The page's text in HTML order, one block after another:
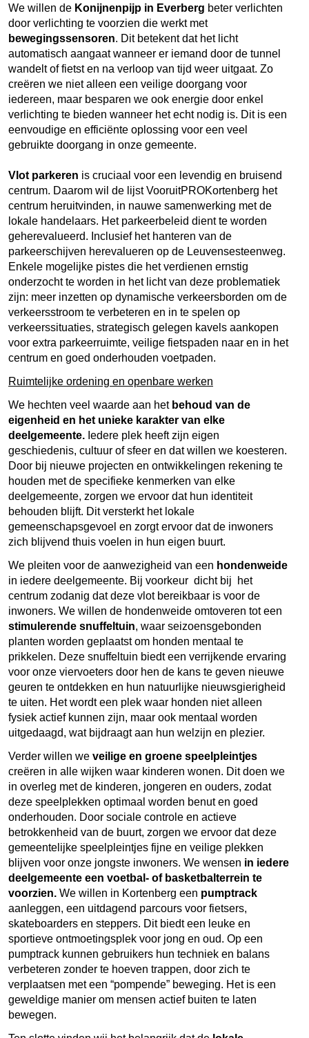
We willen de Konijnenpijp in Everberg beter verlichten
door verlichting te voorzien die werkt met
bewegingssensoren. Dit betekent dat het licht
automatisch aangaat wanneer er iemand door de tunnel
wandelt of fietst en na verloop van tijd weer uitgaat. Zo
creëren we niet alleen een veilige doorgang voor
iedereen, maar besparen we ook energie door enkel
verlichting te bieden wanneer het echt nodig is. Dit is een
eenvoudige en efficiënte oplossing voor een veel
gebruikte doorgang in onze gemeente.
Vlot parkeren is cruciaal voor een levendig en bruisend
centrum. Daarom wil de lijst VooruitPROKortenberg het
centrum heruitvinden, in nauwe samenwerking met de
lokale handelaars. Het parkeerbeleid dient te worden
geherevalueerd. Inclusief het hanteren van de
parkeerschijven herevalueren op de Leuvensesteenweg.
Enkele mogelijke pistes die het verdienen ernstig
onderzocht te worden in het licht van deze problematiek
zijn: meer inzetten op dynamische verkeersborden om de
verkeersstroom te verbeteren en in te spelen op
verkeerssituaties, strategisch gelegen kavels aankopen
voor extra parkeerruimte, veilige fietspaden naar en in het
centrum en goed onderhouden voetpaden.
Ruimtelijke ordening en openbare werken
We hechten veel waarde aan het behoud van de
eigenheid en het unieke karakter van elke
deelgemeente. Iedere plek heeft zijn eigen
geschiedenis, cultuur of sfeer en dat willen we koesteren.
Door bij nieuwe projecten en ontwikkelingen rekening te
houden met de specifieke kenmerken van elke
deelgemeente, zorgen we ervoor dat hun identiteit
behouden blijft. Dit versterkt het lokale
gemeenschapsgevoel en zorgt ervoor dat de inwoners
zich blijvend thuis voelen in hun eigen buurt.
We pleiten voor de aanwezigheid van een hondenweide
in iedere deelgemeente. Bij voorkeur dicht bij het
centrum zodanig dat deze vlot bereikbaar is voor de
inwoners. We willen de hondenweide omtoveren tot een
stimulerende snuffeltuin, waar seizoensgebonden
planten worden geplaatst om honden mentaal te
prikkelen. Deze snuffeltuin biedt een verrijkende ervaring
voor onze viervoeters door hen de kans te geven nieuwe
geuren te ontdekken en hun natuurlijke nieuwsgierigheid
te uiten. Het wordt een plek waar honden niet alleen
fysiek actief kunnen zijn, maar ook mentaal worden
uitgedaagd, wat bijdraagt aan hun welzijn en plezier.
Verder willen we veilige en groene speelpleintjes
creëren in alle wijken waar kinderen wonen. Dit doen we
in overleg met de kinderen, jongeren en ouders, zodat
deze speelplekken optimaal worden benut en goed
onderhouden. Door sociale controle en actieve
betrokkenheid van de buurt, zorgen we ervoor dat deze
gemeentelijke speelpleintjes fijne en veilige plekken
blijven voor onze jongste inwoners. We wensen in iedere
deelgemeente een voetbal- of basketbalterrein te
voorzien. We willen in Kortenberg een pumptrack
aanleggen, een uitdagend parcours voor fietsers,
skateboarders en steppers. Dit biedt een leuke en
sportieve ontmoetingsplek voor jong en oud. Op een
pumptrack kunnen gebruikers hun techniek en balans
verbeteren zonder te hoeven trappen, door zich te
verplaatsen met een “pompende” beweging. Het is een
geweldige manier om mensen actief buiten te laten
bewegen.